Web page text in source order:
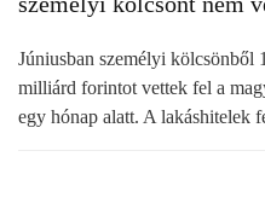
Júniusban személyi
milliárd forintot vettek fel a
egy hónap alatt. A lakáshitelek